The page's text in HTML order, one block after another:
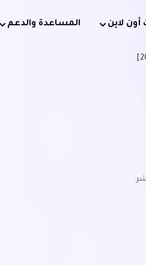
أون لاين المساعدة والدعم